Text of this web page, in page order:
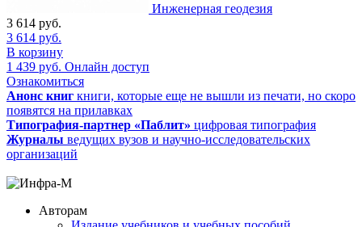
Инженерная геодезия
3 614 руб.
3 614 руб.
В корзину
1 439 руб. Онлайн доступ
Ознакомиться
Анонс книг книги, которые еще не вышли из печати, но скоро
появятся на прилавках
Типография-партнер «Паблит» цифровая типография
Журналы ведущих вузов и научно-исследовательских
организаций
Авторам